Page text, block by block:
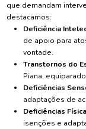
que demandam
destacamos:
Deficiência
de apoio para
vontade.
Transtornos do
Piana,
Deficiências
adaptações de
Deficiências
isenções e